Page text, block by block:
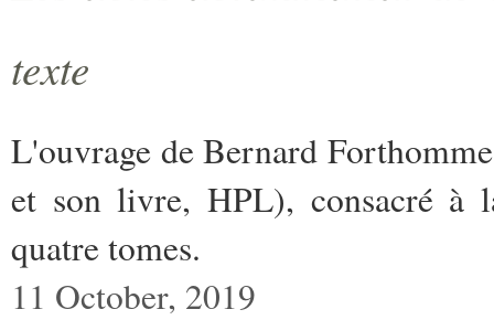
texte
L'ouvrage de Bernard
et son livre, HPL), consacré à
quatre tomes.
11 October, 2019